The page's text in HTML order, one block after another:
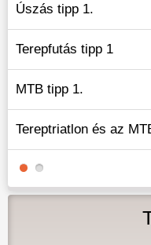
Úszás tipp 1.
Terepfutás tipp 1
MTB tipp 1.
Tereptriatlon és az